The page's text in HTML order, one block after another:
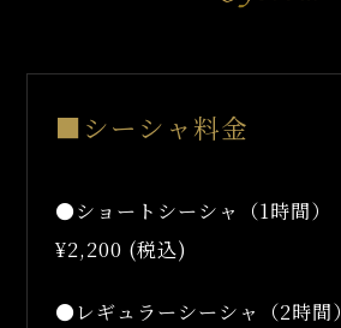
■シーシャ料金
●ショートシーシャ（1時間）
¥2,200 (税込)
●レギュラーシーシャ（2時間）